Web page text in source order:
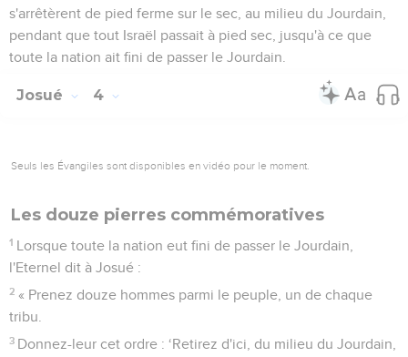
s'arrêtèrent de pied ferme sur le sec, au milieu du Jourdain,
pendant que tout Israël passait à pied sec, jusqu'à ce que
toute la nation ait fini de passer le Jourdain.
Josué 4
Seuls les Évangiles sont disponibles en vidéo pour le moment.
Les douze pierres commémoratives
1 Lorsque toute la nation eut fini de passer le Jourdain,
l'Eternel dit à Josué :
2 « Prenez douze hommes parmi le peuple, un de chaque
tribu.
3 Donnez-leur cet ordre : ‘Retirez d'ici, du milieu du Jourdain,